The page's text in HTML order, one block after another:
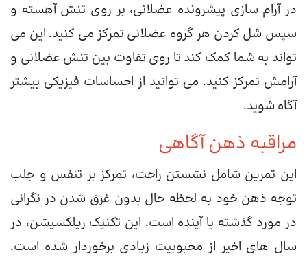
در آرام سازی پیشرونده عضلانی، بر روی تنش آهسته و
سپس شل کردن هر گروه عضلانی تمرکز می کنید. این می
تواند به شما کمک کند تا روی تفاوت بین تنش عضلانی و
آرامش تمرکز کنید. می توانید از احساسات فیزیکی بیشتر
آگاه شوید.
مراقبه ذهن آگاهی
این تمرین شامل نشستن راحت، تمرکز بر تنفس و جلب
توجه ذهن خود به لحظه حال بدون غرق شدن در نگرانی
در مورد گذشته یا آینده است. این تکنیک ریلکسیشن، در
سال های اخیر از محبوبیت زیادی برخوردار شده است.